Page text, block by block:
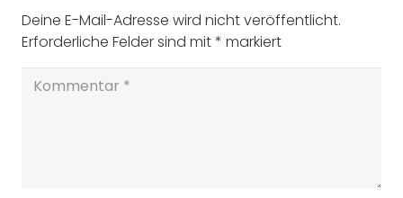
Deine E-Mail-Adresse wird nicht veröffentlicht.
Erforderliche Felder sind mit* markiert